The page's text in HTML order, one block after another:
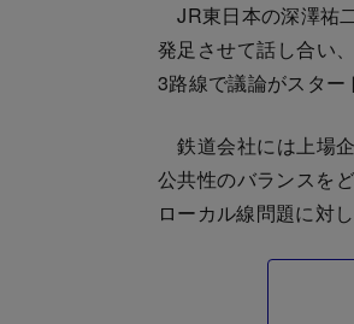
JR東日本の深澤祐
発足させて話し合い
3路線で議論がスター
鉄道会社には上場
公共性のバランスを
ローカル線問題に対